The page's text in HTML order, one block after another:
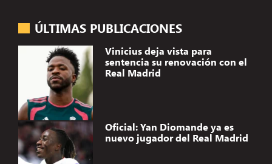
ÚLTIMAS PUBLICACIONES
Vinicius deja vista para
sentencia su renovación con el
Real Madrid
Oficial: Yan Diomande ya es
nuevo jugador del Real Madrid